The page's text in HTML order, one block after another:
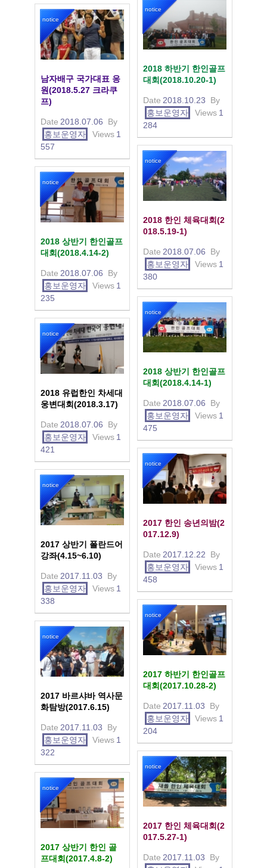
notice
2018 하반기 한인골프
대회(2018.10.20-1)
Date 2018.10.23
By
홍보운영자
Views 1
284
notice
남자배구 국가대표 응
원(2018.5.27 크라쿠
프)
Date 2018.07.06
By
홍보운영자
Views 1
557
notice
2018 한인 체육대회(2
018.5.19-1)
Date 2018.07.06
By
홍보운영자
Views 1
380
notice
2018 상반기 한인골프
대회(2018.4.14-2)
Date 2018.07.06
By
홍보운영자
Views 1
235
notice
2018 상반기 한인골프
대회(2018.4.14-1)
Date 2018.07.06
By
홍보운영자
Views 1
475
notice
2018 유럽한인 차세대
웅변대회(2018.3.17)
Date 2018.07.06
By
홍보운영자
Views 1
421
notice
2017 한인 송년의밤(2
017.12.9)
Date 2017.12.22
By
홍보운영자
Views 1
458
notice
2017 상반기 폴란드어
강좌(4.15~6.10)
Date 2017.11.03
By
홍보운영자
Views 1
338
notice
2017 하반기 한인골프
대회(2017.10.28-2)
Date 2017.11.03
By
홍보운영자
Views 1
204
notice
2017 바르샤바 역사문
화탐방(2017.6.15)
Date 2017.11.03
By
홍보운영자
Views 1
322
notice
2017 한인 체육대회(2
017.5.27-1)
Date 2017.11.03
By
notice
2017 상반기 한인 골
프대회(2017.4.8-2)